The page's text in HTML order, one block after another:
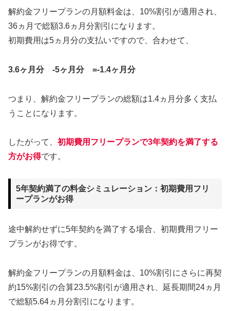
解約金フリープランの月額料金は、10%割引が適用され、
36ヵ月で総額3.6ヵ月分割引になります。
初期費用は5ヵ月分の支払いですので、合わせて、
3.6ヶ月分 -5ヶ月分 =-1.4ヶ月分
つまり、解約金フリープランの総額は1.4ヵ月分多く支払
うことになります。
したがって、 初期費用フリープランで3年契約を満了する
方がお得です。
5年契約満了の料金シミュレーション：初期費用フリ
ープランがお得
途中解約せずに5年契約を満了する場合、初期費用フリー
プランがお得です。
解約金フリープランの月額料金は、10%割引にさらに再契
約15%割引の合算23.5%割引が適用され、延長期間24ヵ月
で総額5.64ヵ月分割引になります。